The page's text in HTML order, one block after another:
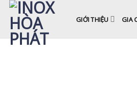
Skip
content
GIỚI THIỆU GIA